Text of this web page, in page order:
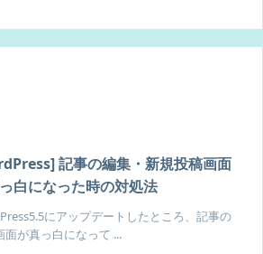
記事の編集・新規投稿画面
白になった時の対処法
にアップデートしたところ、記事の
面が真っ白になって ...